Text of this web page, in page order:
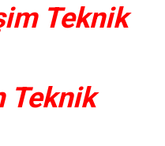
Teknik
Teknik